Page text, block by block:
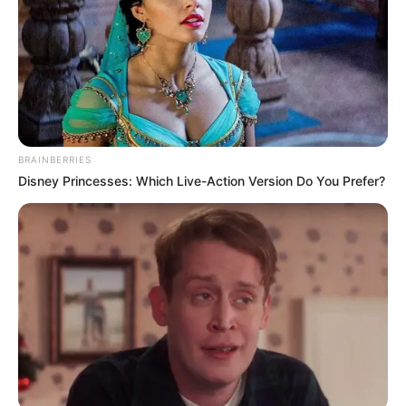
Plus belle la vie, encore
plus belle : Alexis se
confie sur son passé à
Emma
BRAINBERRIES
Disney Princesses: Which Live-Action Version Do You Prefer?